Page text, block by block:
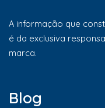
A informação que
é da exclusiva
marca.
Blog